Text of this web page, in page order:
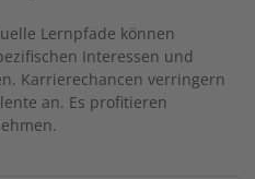
Lernpfade können
Interessen und
Karrierechancen verringern
an. Es profitieren